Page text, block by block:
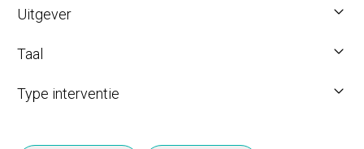
Uitgever
Taal
Type interventie